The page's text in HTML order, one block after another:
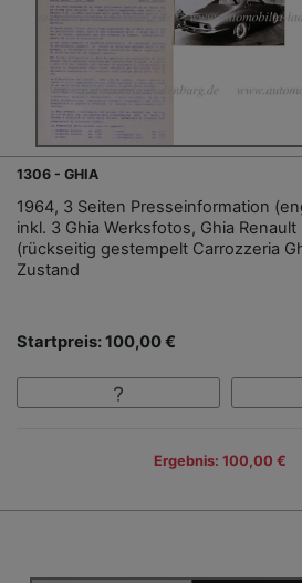
1306 - GHIA
1964, 3 Seiten Presseinformation
inkl. 3 Ghia Werksfotos, Ghia Renault
(rückseitig gestempelt Carrozzeria
Zustand
Startpreis: 100,00 €
Ergebnis: 100,00 €